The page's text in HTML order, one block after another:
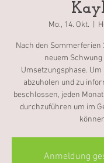
Mo., 14. Okt.
Nach den
neuem
Umsetzungsphase.
abzuholen und zu
beschlossen, jeden
durchzuführen um im
Anmeldung